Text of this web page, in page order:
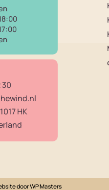
30
HK
doorWP Masters